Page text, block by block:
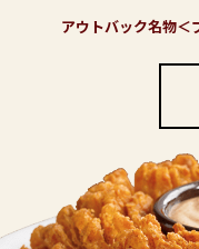
アウトバック名物＜